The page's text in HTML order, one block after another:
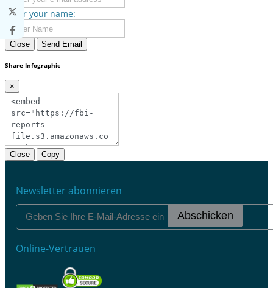
Enter your name:
Close Send Email
Share Infographic
×
Close Copy
Newsletter abonnieren
Abschicken
Online-Vertrauen